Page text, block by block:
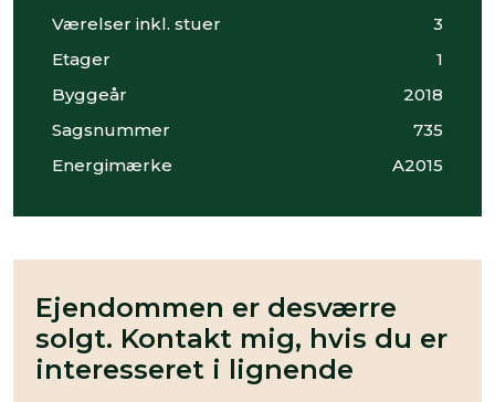
Værelser inkl. stuer
3
Etager
1
Byggeår
2018
Sagsnummer
735
Energimærke
A2015
Ejendommen er desværre
solgt. Kontakt mig, hvis du er
interesseret i lignende